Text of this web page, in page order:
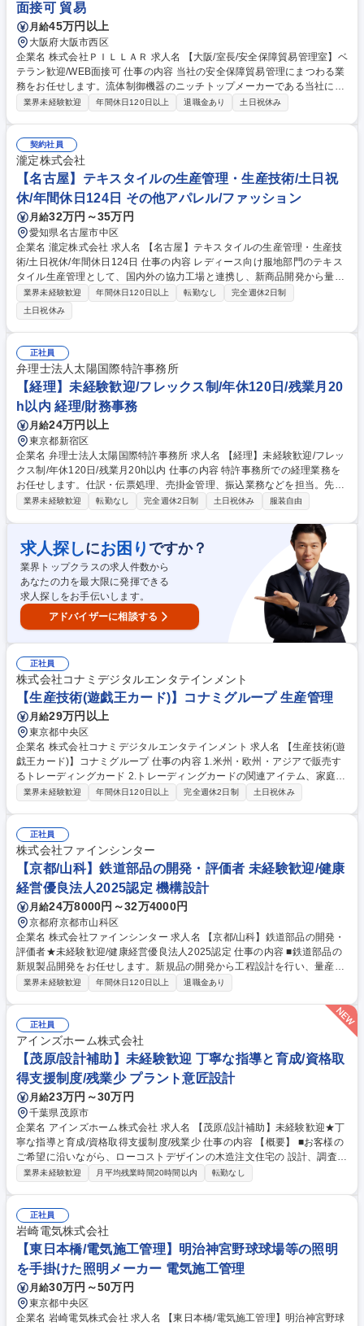
面接可 貿易
月給45万円以上
大阪府大阪市西区
企業名 株式会社ＰＩＬＬＡＲ 求人名 【大阪/室長/安全保障貿易管理室】ベ
テラン歓迎/WEB面接可 仕事の内容 当社の安全保障貿易管理にまつわる業
務をお任せします。流体制御機器のニッチトップメーカーである当社にお
いて、安全保障貿易管理室として、取引が拡大している海外向けの輸出入
ロジェクトを推進、外為法と米国法規制の求める、安全保障貿易管理の各
種社内業務(各種審査、教育、内部監査、規程類の維持・改善、指導等)、
輸出管理規制当局(経済産業省や米国BIS)やCISTEC等関係団体との折衝 、
輸出管理に関わる事業部門・グループ会社への助言、指導 募集職種 【大
阪/室長/安全保障貿易管理室】ベテラン歓迎/WEB面接可
業界未経験歓迎 年間休日120日以上 退職金あり 土日祝休み
契約社員
瀧定株式会社
【名古屋】テキスタイルの生産管理・生産技術/土日祝
休/年間休日124日 その他アパレル/ファッション
月給32万円～35万円
愛知県名古屋市中区
企業名 瀧定株式会社 求人名 【名古屋】テキスタイルの生産管理・生産技
術/土日祝休/年間休日124日 仕事の内容 レディース向け服地部門のテキス
タイル生産管理として、国内外の協力工場と連携し、新商品開発から量産
までの一連のプロセスを牽引していただきます ■原料調達、機屋・染色工
場等の調整、原反生産管理 ■生地仕様検討、サンプル出し、量産立ち上げ
の技術確認・トラブル対応 ■2～3ヶ月に1～2回程度の海外協力工場への出
張（品質確認や技術指導） ◎問屋機能とメーカー機能が融合した「ハイブ
リッド体制」の強みを活かし 、営業やデザイナーと協働しながら 、生産
面からモノづくり全体をハンドリングする、非常に裁量の大きなポジショ
ンです 募集職種 【名古屋】テキスタイルの生産管理・生産技術/土日祝休/
年間休日124日
業界未経験歓迎 年間休日120日以上 転勤なし
完全週休2日制
土日祝休み
正社員
弁理士法人太陽国際特許事務所
【経理】未経験歓迎/フレックス制/年休120日/残業月20
h以内 経理/財務事務
月給24万円以上
東京都新宿区
企業名 弁理士法人太陽国際特許事務所 求人名 【経理】未経験歓迎/フレッ
クス制/年休120日/残業月20h以内 仕事の内容 特許事務所での経理業務を
お任せします。仕訳・伝票処理、売掛金管理、振込業務などを担当。先輩
がつきっきりで指導するため未経験でも安心してスタートできます。 【具
インにお任せします。会計ソフトは『PCA会計』を使用。先輩がつきっき
りで教えるため、未経験から無理なく始められます。ゆくゆくは決算業務
にも携わっていただきます。 【その他部内担当業務】郵便受信業務、福利
厚生イベントや研修会の企画・運営など部内業務を皆で協力・分担して行
ないます。 募集職種 【経理】未経験歓迎/フレックス制/年休120日/残業月
20h以内
業界未経験歓迎 転勤なし 完全週休2日制 土日祝休み 服装自由
求人探しにお困り ですか？
業界トップクラスの求人件数から
あなたの力を最大限に発揮できる
求人探しをお手伝いします。
アドバイザーに相談する
正社員
株式会社コナミデジタルエンタテインメント
【生産技術(遊戯王カード)】コナミグループ 生産管理
月給29万円以上
東京都中央区
企業名 株式会社コナミデジタルエンタテインメント 求人名 【生産技術(遊
戯王カード)】コナミグループ 仕事の内容 1.米州・欧州・アジアで販売す
るトレーディングカード 2.トレーディングカードの関連アイテム、家庭用
グッズ 下記の業務を上記担当に分かれてご担当頂きます。 ＜品質管理業
場監査：生産委託工場の管理体制などのポテンシャル評価。 工場評価：不
良品を発生させない工程や管理の評価並びに指導。 工場開拓：国内外での
生産委託先の新規開拓。 募集職種 【生産技術(遊戯王カード)】コナミグル
ープ
業界未経験歓迎 年間休日120日以上 完全週休2日制 土日祝休み
正社員
株式会社ファインシンター
【京都/山科】鉄道部品の開発・評価者 未経験歓迎/健康
経営優良法人2025認定 機構設計
月給24万8000円～32万4000円
京都府京都市山科区
企業名 株式会社ファインシンター 求人名 【京都/山科】鉄道部品の開発・
評価者★未経験歓迎/健康経営優良法人2025認定 仕事の内容 ■鉄道部品の
新規製品開発をお任せします。新規品の開発から工程設計を行い、量産で
きるプロセス開発(生準）まで対応いただきます。幅広く担当し、モノづ
品開発、試作品の評価・改善検討 ■工程設計：量産化に向けた製造プロセ
ス設計、生産準備対応 ■評価業務：試験データの分析、品質・耐久性確
認、関連部門との調整 ★OJTを通じて先輩社員が丁寧にフォローするた
め、開発経験が浅い方や業界未経験の方も歓迎です★ 募集職種 【京都/山
科】鉄道部品の開発・評価者★未経験歓迎/健康経営優良法人2025認定
業界未経験歓迎 年間休日120日以上 退職金あり
正社員
アインズホーム株式会社
【茂原/設計補助】未経験歓迎 丁寧な指導と育成/資格取
得支援制度/残業少 プラント意匠設計
月給23万円～30万円
千葉県茂原市
企業名 アインズホーム株式会社 求人名 【茂原/設計補助】未経験歓迎★丁
寧な指導と育成/資格取得支援制度/残業少 仕事の内容 【概要】 ■お客様の
ご希望に沿いながら、ローコストデザインの木造注文住宅の 設計、調査、
プラン提案、打合せをお任せします。 【詳細】 ■お客様のライフスタイル
業務を縦割りで行っておらず、設計士としての業務を一から学ぶことが可
能です。一からから十まで、真に顧客に向き合った提案を行う当社ならで
はの業務スタイルです。 [変更範囲:当社業務全般] 募集職種 【茂原/設計補
助】未経験歓迎★丁寧な指導と育成/資格取得支援制度/残業少
業界未経験歓迎 月平均残業時間20時間以内 転勤なし
正社員
岩崎電気株式会社
【東日本橋/電気施工管理】明治神宮野球球場等の照明
を手掛けた照明メーカー 電気施工管理
月給30万円～50万円
東京都中央区
企業名 岩崎電気株式会社 求人名 【東日本橋/電気施工管理】明治神宮野球